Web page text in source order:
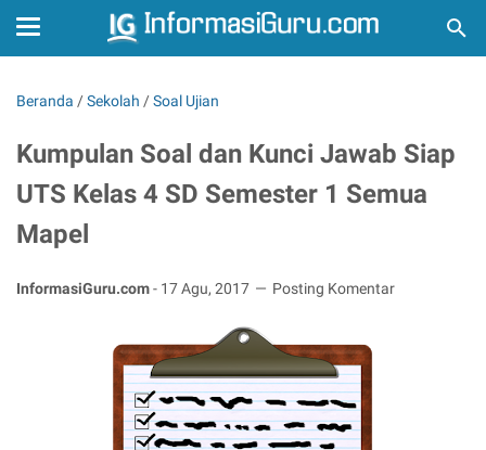
Beranda /Sekolah /Soal Ujian
Kumpulan Soal dan Kunci Jawab Siap
UTS Kelas 4 SD Semester 1 Semua
Mapel
InformasiGuru.com- 17 Agu, 2017 Posting Komentar